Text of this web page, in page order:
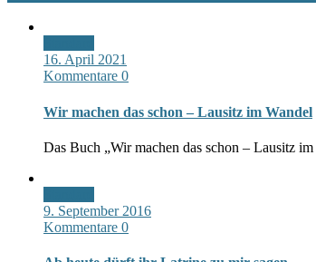
16. April 2021
Kommentare 0
Wir machen das schon – Lausitz im Wandel
Das Buch „Wir machen das schon – Lausitz
9. September 2016
Kommentare 0